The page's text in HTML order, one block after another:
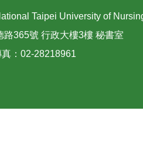
Taipei University of
路365號 行政大樓3樓 秘書室
：02-28218961